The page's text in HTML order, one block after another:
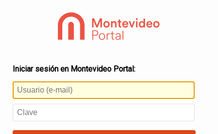
Iniciar sesión en Montevideo Portal: